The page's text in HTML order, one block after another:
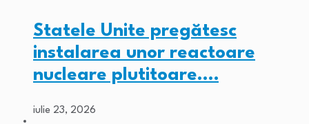
Statele Unite pregătesc
instalarea unor reactoare
nucleare plutitoare.…
iulie 23, 2026